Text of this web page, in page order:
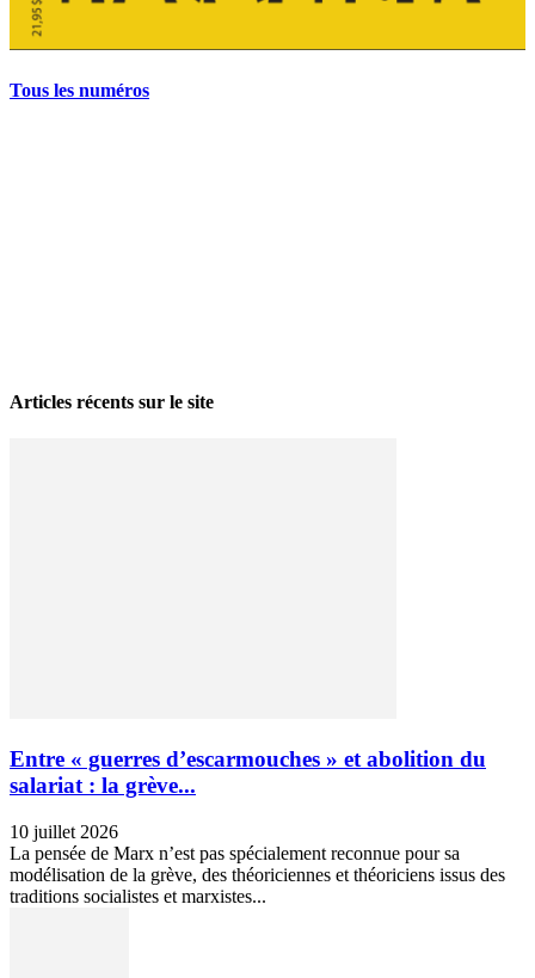
Tous les numéros
Articles récents sur le site
Entre « guerres d’escarmouches » et abolition du
salariat : la grève...
10 juillet 2026
La pensée de Marx n’est pas spécialement reconnue pour sa
modélisation de la grève, des théoriciennes et théoriciens issus des
traditions socialistes et marxistes...